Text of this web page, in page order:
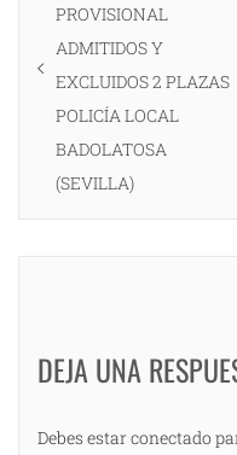
entradas
anterior:
PROVISIONAL
ADMITIDOS Y
EXCLUIDOS 2 PLAZAS
POLICÍA LOCAL
BADOLATOSA
(SEVILLA)
DEJA UNA
Debes estar conectado